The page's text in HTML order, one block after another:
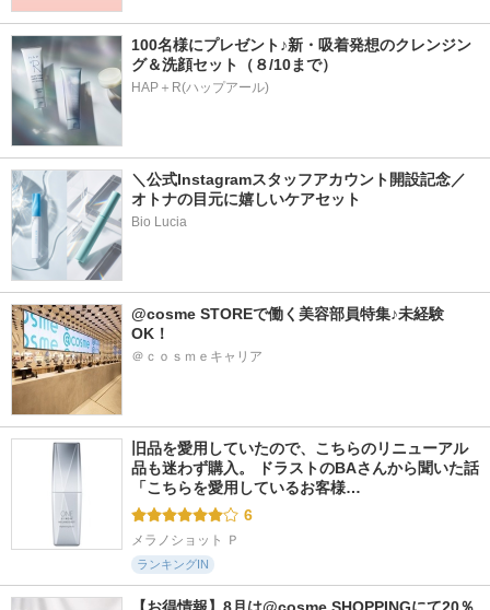
100名様にプレゼント♪新・吸着発想のクレンジン
グ＆洗顔セット（８/10まで）
HAP＋R(ハップアール)
＼公式Instagramスタッフアカウント開設記念／
オトナの目元に嬉しいケアセット
Bio Lucia
@cosme STOREで働く美容部員特集♪未経験
OK！
＠ｃｏｓｍｅキャリア
旧品を愛用していたので、こちらのリニューアル
品も迷わず購入。 ドラストのBAさんから聞いた話
「こちらを愛用しているお客様…
6
メラノショット Ｐ
ランキングIN